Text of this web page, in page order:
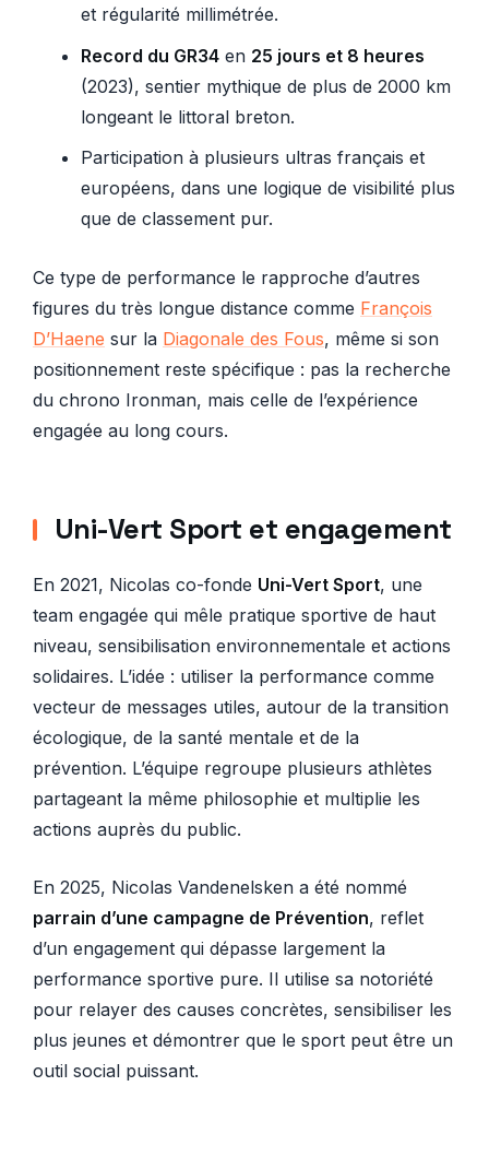
et régularité millimétrée.
Record du GR34 en 25 jours et 8 heures
(2023), sentier mythique de plus de 2000 km
longeant le littoral breton.
Participation à plusieurs ultras français et
européens, dans une logique de visibilité plus
que de classement pur.
Ce type de performance le rapproche d’autres
figures du très longue distance comme François
D’Haene sur la Diagonale des Fous, même si son
positionnement reste spécifique : pas la recherche
du chrono Ironman, mais celle de l’expérience
engagée au long cours.
Uni-Vert Sport et engagement
En 2021, Nicolas co-fonde Uni-Vert Sport, une
team engagée qui mêle pratique sportive de haut
niveau, sensibilisation environnementale et actions
solidaires. L’idée : utiliser la performance comme
vecteur de messages utiles, autour de la transition
écologique, de la santé mentale et de la
prévention. L’équipe regroupe plusieurs athlètes
partageant la même philosophie et multiplie les
actions auprès du public.
En 2025, Nicolas Vandenelsken a été nommé
parrain d’une campagne de Prévention, reflet
d’un engagement qui dépasse largement la
performance sportive pure. Il utilise sa notoriété
pour relayer des causes concrètes, sensibiliser les
plus jeunes et démontrer que le sport peut être un
outil social puissant.